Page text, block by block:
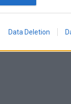
Data Deletion